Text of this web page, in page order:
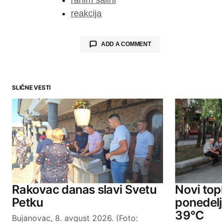
reakcija
ADD A COMMENT
Comment*
Your Name
SUBMIT COMMENT
SLIČNE VESTI
Rakovac danas slavi Svetu
Petku
Bujanovac, 8. avgust 2026. (Foto:
Novi
39°C